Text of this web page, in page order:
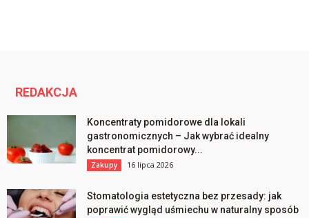
REDAKCJA
Koncentraty pomidorowe dla lokali
gastronomicznych – Jak wybrać idealny
koncentrat pomidorowy...
Zakupy 16 lipca 2026
Stomatologia estetyczna bez przesady: jak
poprawić wygląd uśmiechu w naturalny sposób